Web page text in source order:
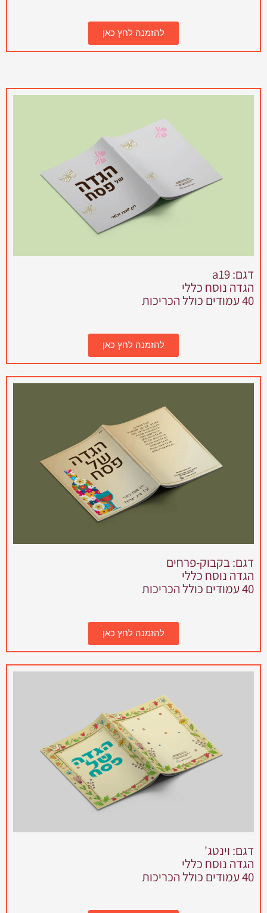
להזמנה לחץ כאן
דגם: a19
הגדה נוסח כללי
40 עמודים כולל הכריכות
להזמנה לחץ כאן
דגם: בקבוק-פרחים
הגדה נוסח כללי
40 עמודים כולל הכריכות
להזמנה לחץ כאן
דגם: וינטג'
הגדה נוסח כללי
40 עמודים כולל הכריכות